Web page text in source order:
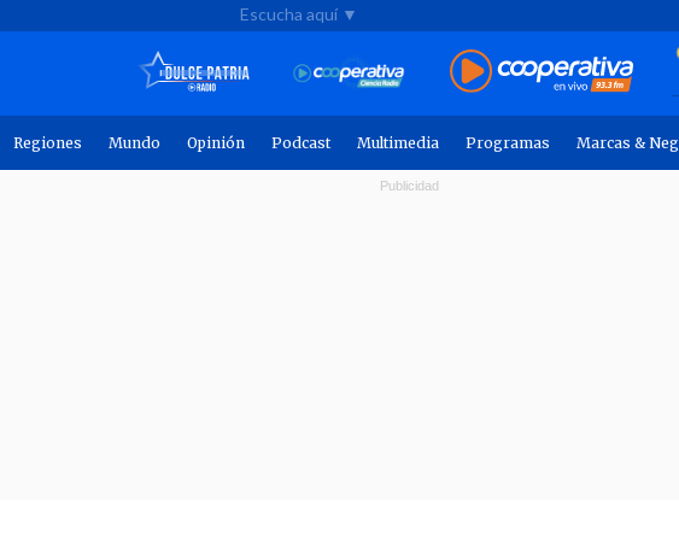
Escucha aquí ▼
Regiones Mundo Opinión Podcast Multimedia Programas Marcas &